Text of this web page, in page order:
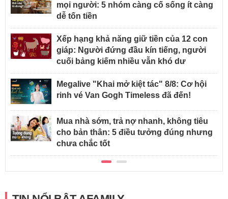
mọi người: 5 nhóm càng cố sống ít càng
dễ tốn tiền
Xếp hạng khả năng giữ tiền của 12 con
giáp: Người đứng đầu kín tiếng, người
cuối bảng kiếm nhiều vẫn khó dư
Megalive "Khai mở kiệt tác" 8/8: Cơ hội
rinh vé Van Gogh Timeless đã đến!
Mua nhà sớm, trả nợ nhanh, không tiêu
cho bản thân: 5 điều tưởng đúng nhưng
chưa chắc tốt